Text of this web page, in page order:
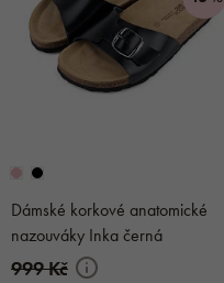
Dámské korkové anatomické
nazouváky Inka černá
999 Kč